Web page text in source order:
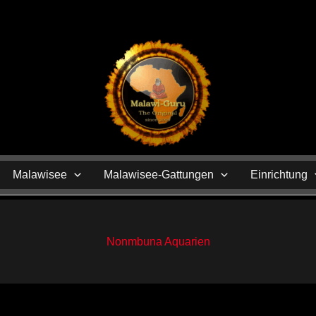
Malawisee Malawisee-Gattungen Einrichtung
Nonmbuna Aquarien